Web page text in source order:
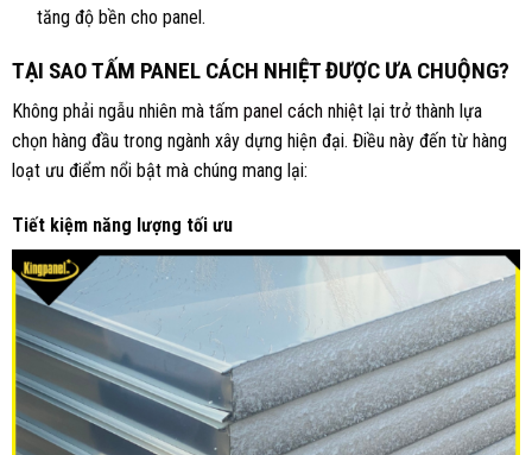
tăng độ bền cho panel.
TẠI SAO TẤM PANEL CÁCH NHIỆT ĐƯỢC ƯA CHUỘNG?
Không phải ngẫu nhiên mà tấm panel cách nhiệt lại trở thành lựa
chọn hàng đầu trong ngành xây dựng hiện đại. Điều này đến từ hàng
loạt ưu điểm nổi bật mà chúng mang lại:
Tiết kiệm năng lượng tối ưu